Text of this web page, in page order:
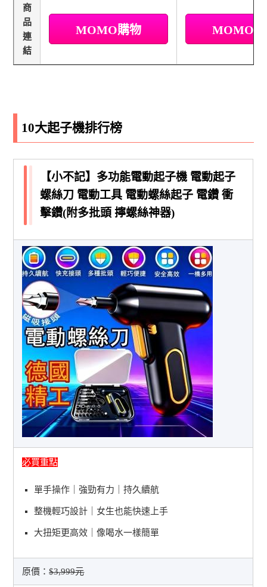
商
品
連
結
MOMO購物 MOMO
10大起子機排行榜
【小不記】多功能電動起子機 電動起子
螺絲刀 電動工具 電動螺絲起子 電鑽 衝
擊鑽(附多批頭 擰螺絲神器)
必買重點
單手操作｜強勁有力｜持久續航
整機輕巧設計｜女生也能快速上手
大扭矩更高效｜像喝水一樣簡單
原價：$3,999元